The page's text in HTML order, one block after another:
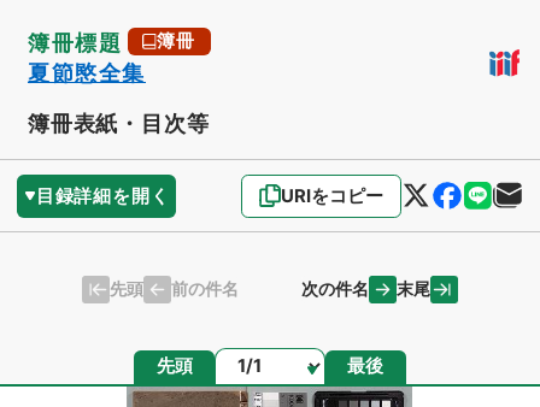
簿冊標題 簿冊
夏節愍全集
簿冊表紙・目次等
目録詳細を開く URIをコピー
先頭 前の件名 次の件名 末尾
先頭 ページ 最後